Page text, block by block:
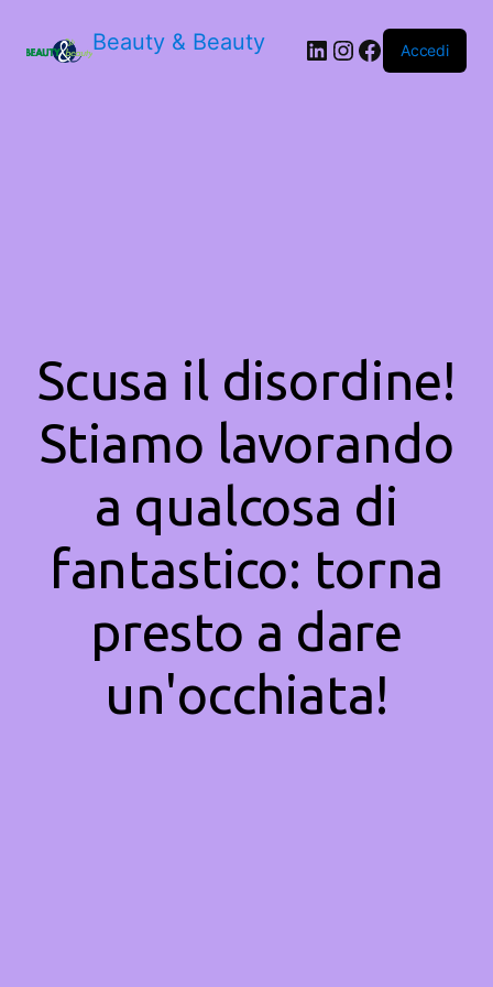
Beauty & Beauty LinkedIn
Instagram
Facebook
Accedi
Scusa il disordine!
Stiamo lavorando
a qualcosa di
fantastico: torna
presto a dare
un'occhiata!